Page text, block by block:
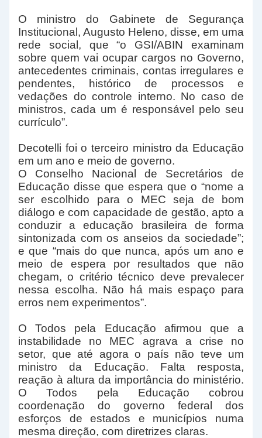
O ministro do Gabinete de Segurança
Institucional, Augusto Heleno, disse, em uma
rede social, que “o GSI/ABIN examinam
sobre quem vai ocupar cargos no Governo,
antecedentes criminais, contas irregulares e
pendentes, histórico de processos e
vedações do controle interno. No caso de
ministros, cada um é responsável pelo seu
currículo”.
Decotelli foi o terceiro ministro da Educação
em um ano e meio de governo.
O Conselho Nacional de Secretários de
Educação disse que espera que o “nome a
ser escolhido para o MEC seja de bom
diálogo e com capacidade de gestão, apto a
conduzir a educação brasileira de forma
sintonizada com os anseios da sociedade”;
e que “mais do que nunca, após um ano e
meio de espera por resultados que não
chegam, o critério técnico deve prevalecer
nessa escolha. Não há mais espaço para
erros nem experimentos”.
O Todos pela Educação afirmou que a
instabilidade no MEC agrava a crise no
setor, que até agora o país não teve um
ministro da Educação. Falta resposta,
reação à altura da importância do ministério.
O Todos pela Educação cobrou
coordenação do governo federal dos
esforços de estados e municípios numa
mesma direção, com diretrizes claras.